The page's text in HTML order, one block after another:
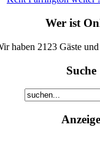
Wer ist
haben 2123 Gäste
Suche
Anzeige